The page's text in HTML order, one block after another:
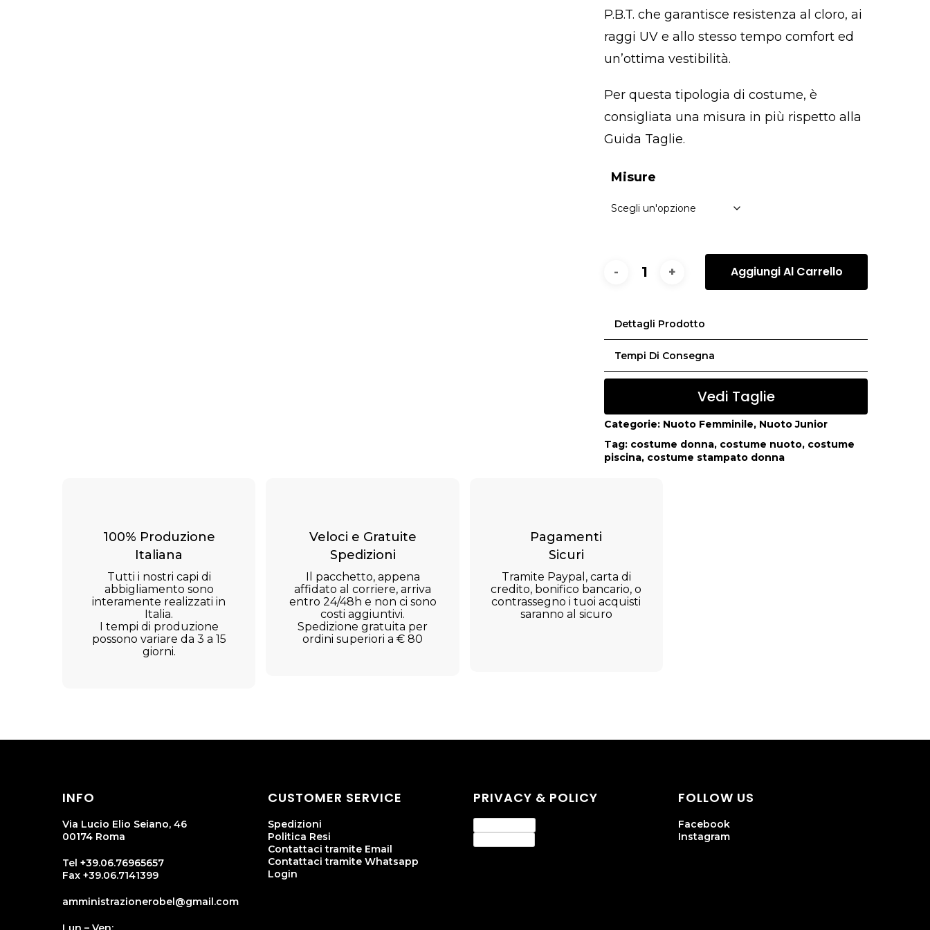
P.B.T. che garantisce resistenza al cloro, ai
raggi UV e allo stesso tempo comfort ed
un’ottima vestibilità.
Per questa tipologia di costume, è
consigliata una misura in più rispetto alla
Guida Taglie.
Misure
Aggiungi Al Carrello
Dettagli Prodotto
Tempi Di Consegna
Vedi Taglie
Categorie: Nuoto Femminile, Nuoto Junior
Tag: costume donna, costume nuoto, costume
piscina, costume stampato donna
100% Produzione
Italiana
Tutti i nostri capi di
abbigliamento sono
interamente realizzati in
Italia.
I tempi di produzione
possono variare da 3 a 15
giorni.
Veloci e Gratuite
Spedizioni
Il pacchetto, appena
affidato al corriere, arriva
entro 24/48h e non ci sono
costi aggiuntivi.
Spedizione gratuita per
ordini superiori a € 80
Pagamenti
Sicuri
Tramite Paypal, carta di
credito, bonifico bancario, o
contrassegno i tuoi acquisti
saranno al sicuro
INFO
Via Lucio Elio Seiano, 46
00174 Roma
Tel +39.06.76965657
Fax +39.06.7141399
amministrazionerobel@gmail.com
CUSTOMER SERVICE
Spedizioni
Politica Resi
Contattaci tramite Email
Contattaci tramite Whatsapp
Login
PRIVACY & POLICY FOLLOW US
Facebook
Instagram